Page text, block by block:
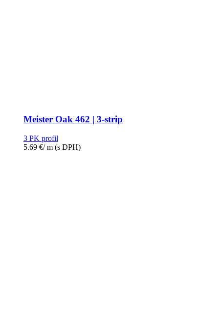
Meister Oak 462 | 3-strip
3 PK profil
5.69 €/ m (s DPH)